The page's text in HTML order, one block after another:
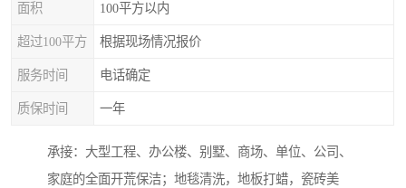
面积 100平方以内
超过100平方 根据现场情况报价
服务时间 电话确定
质保时间 一年
承接：大型工程、办公楼、别墅、商场、单位、公司、
家庭的全面开荒保洁；地毯清洗，地板打蜡，瓷砖美